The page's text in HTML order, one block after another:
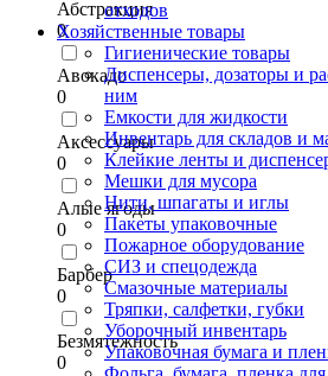
Абстракция
0
Авокадо
0
Аксессуары
0
Алые ягоды
0
Барбер
0
Безмятежность
0
отходов
Хозяйственные товары
Гигиенические товары
Диспенсеры, дозаторы и
ним
Емкости для жидкости
Инвентарь для складов и
Клейкие ленты и
Мешки для мусора
Нити, шпагаты и иглы
Пакеты упаковочные
Пожарное оборудование
СИЗ и спецодежда
Смазочные материалы
Тряпки, салфетки, губки
Уборочный инвентарь
Упаковочная бумага и